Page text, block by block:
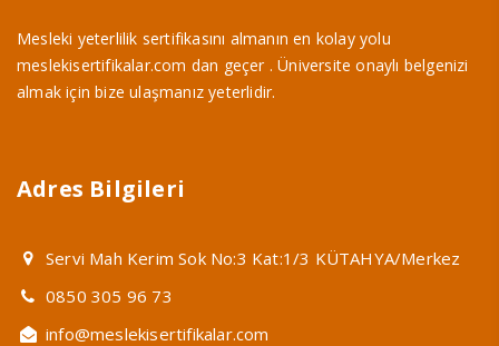
Mesleki yeterlilik sertifikasını almanın en kolay yolu
meslekisertifikalar.com dan geçer . Üniversite onaylı belgenizi
almak için bize ulaşmanız yeterlidir.
Adres Bilgileri
Servi Mah Kerim Sok No:3 Kat:1/3 KÜTAHYA/Merkez
0850 305 96 73
info@meslekisertifikalar.com